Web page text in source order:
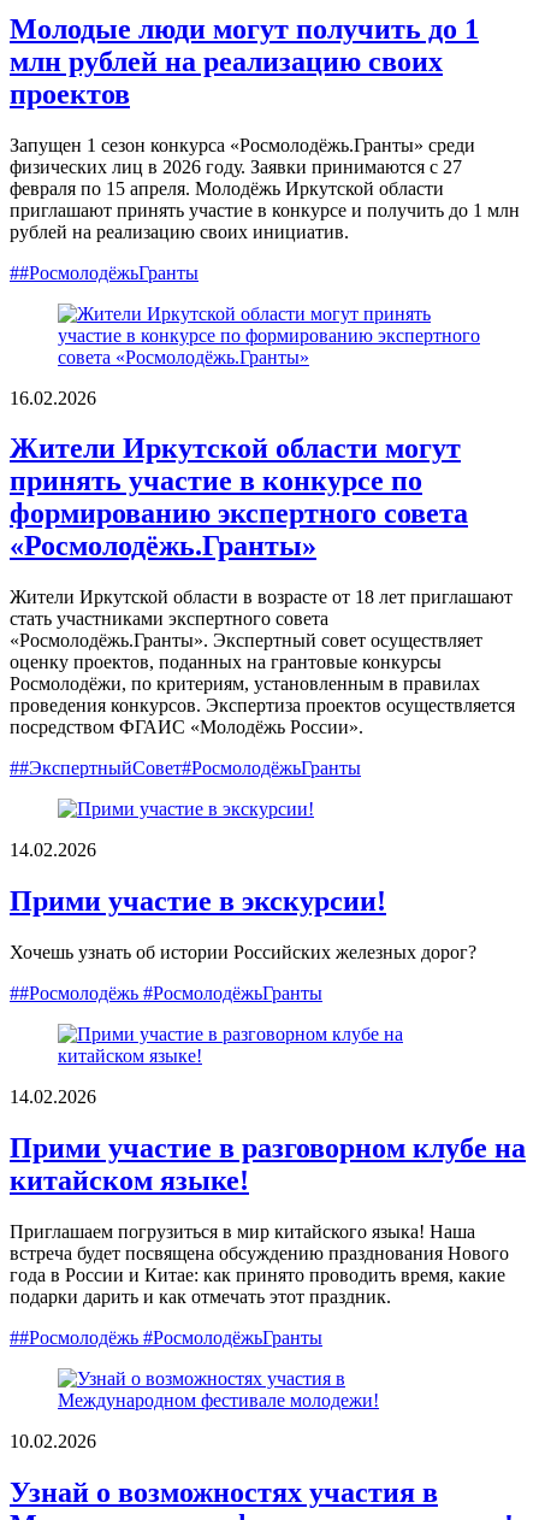
Молодые люди могут получить до 1
млн рублей на реализацию своих
проектов
Запущен 1 сезон конкурса «Росмолодёжь.Гранты» среди
физических лиц в 2026 году. Заявки принимаются с 27
февраля по 15 апреля. Молодёжь Иркутской области
приглашают принять участие в конкурсе и получить до 1 млн
рублей на реализацию своих инициатив.
##РосмолодёжьГранты
16.02.2026
Жители Иркутской области могут
принять участие в конкурсе по
формированию экспертного совета
«Росмолодёжь.Гранты»
Жители Иркутской области в возрасте от 18 лет приглашают
стать участниками экспертного совета
«Росмолодёжь.Гранты». Экспертный совет осуществляет
оценку проектов, поданных на грантовые конкурсы
Росмолодёжи, по критериям, установленным в правилах
проведения конкурсов. Экспертиза проектов осуществляется
посредством ФГАИС «Молодёжь России».
##ЭкспертныйСовет#РосмолодёжьГранты
14.02.2026
Прими участие в экскурсии!
Хочешь узнать об истории Российских железных дорог?
##Росмолодёжь #РосмолодёжьГранты
14.02.2026
Прими участие в разговорном клубе на
китайском языке!
Приглашаем погрузиться в мир китайского языка! Наша
встреча будет посвящена обсуждению празднования Нового
года в России и Китае: как принято проводить время, какие
подарки дарить и как отмечать этот праздник.
##Росмолодёжь #РосмолодёжьГранты
10.02.2026
Узнай о возможностях участия в